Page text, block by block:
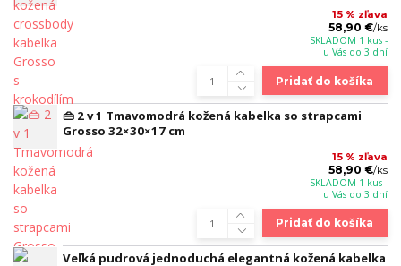
15 % zľava
58,90 €/ks
SKLADOM 1 kus -
u Vás do 3 dní
Pridať do košíka
👜 2 v 1 Tmavomodrá kožená kabelka so strapcami
Grosso 32×30×17 cm
15 % zľava
58,90 €/ks
SKLADOM 1 kus -
u Vás do 3 dní
Pridať do košíka
Veľká pudrová jednoduchá elegantná kožená kabelka